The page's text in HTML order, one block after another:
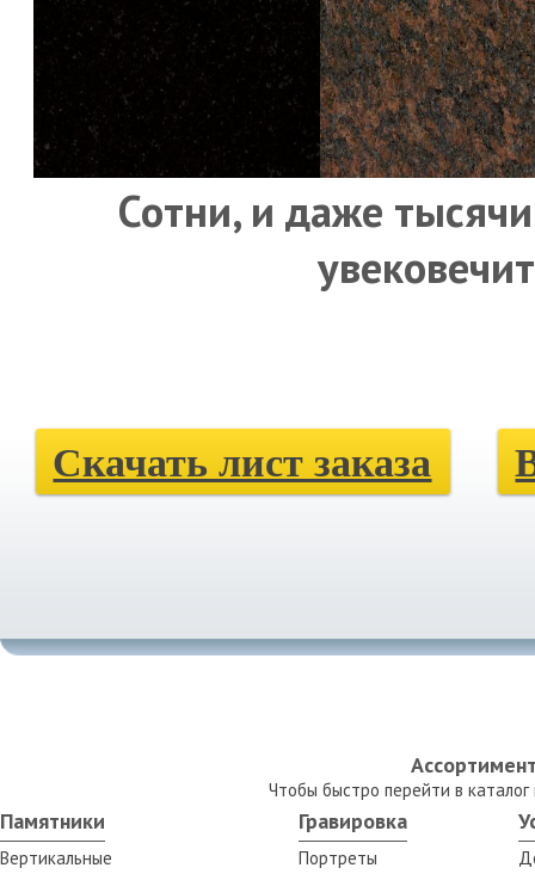
Сотни, и даже
Скачать лист заказа
Чтобы быстро перейти в
Памятники Гравировка
Вертикальные
Портреты